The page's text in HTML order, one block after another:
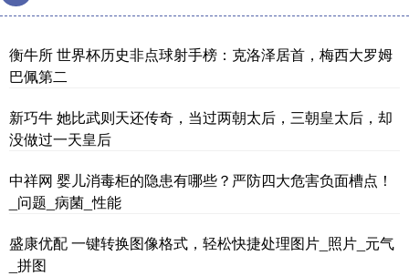
衡牛所 世界杯历史非点球射手榜：克洛泽居首，梅西大罗姆
巴佩第二
新巧牛 她比武则天还传奇，当过两朝太后，三朝皇太后，却
没做过一天皇后
中祥网 婴儿消毒柜的隐患有哪些？严防四大危害负面槽点！
_问题_病菌_性能
盛康优配 一键转换图像格式，轻松快捷处理图片_照片_元气
_拼图